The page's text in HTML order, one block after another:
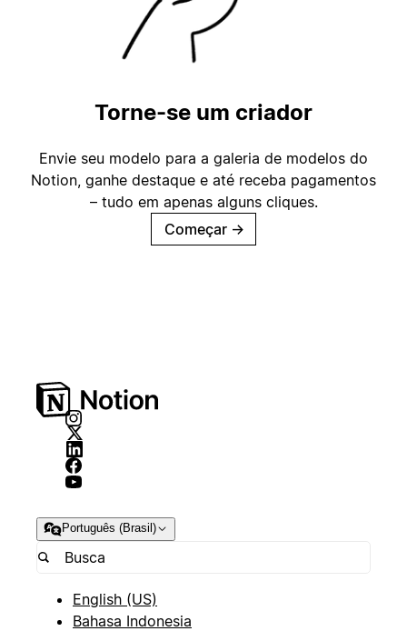
Torne-se um criador
Envie seu modelo para a galeria de modelos do
Notion, ganhe destaque e até receba pagamentos
– tudo em apenas alguns cliques.
Começar →
Português (Brasil)
English (US)
Bahasa Indonesia